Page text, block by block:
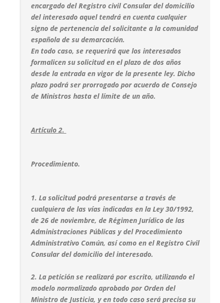
encargado del Registro civil Consular del domicilio
del interesado aquel tendrá en cuenta cualquier
signo de pertenencia del solicitante a la comunidad
española de su demarcación.
En todo caso, se requerirá que los interesados
formalicen su solicitud en el plazo de dos años
desde la entrada en vigor de la presente ley. Dicho
plazo podrá ser prorrogado por acuerdo de Consejo
de Ministros hasta el límite de un año.
Artículo 2.
Procedimiento.
1. La solicitud podrá presentarse a través de
cualquiera de las vías indicadas en la Ley 30/1992,
de 26 de noviembre, de Régimen Jurídico de las
Administraciones Públicas y del Procedimiento
Administrativo Común, así como en el Registro Civil
Consular del domicilio del interesado.
2. La petición se realizará por escrito, utilizando el
modelo normalizado aprobado por Orden del
Ministro de Justicia, y en todo caso será precisa su